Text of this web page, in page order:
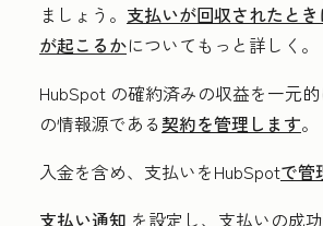
ましょう。 支払いが回収されたと
が起こるかについてもっと詳しく。
HubSpot の確約済みの収益を一元
の情報源である契約を管理します。
入金を含め、支払いをHubSpotで管
支払い通知 を設定し、支払いの成